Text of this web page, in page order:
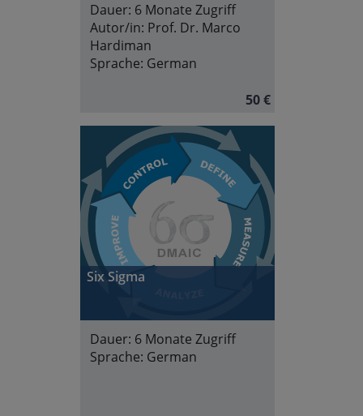
Dauer: 6 Monate Zugriff
Autor/in: Prof. Dr. Marco
Hardiman
Sprache: German
50 €
Six Sigma
Dauer: 6 Monate Zugriff
Sprache: German